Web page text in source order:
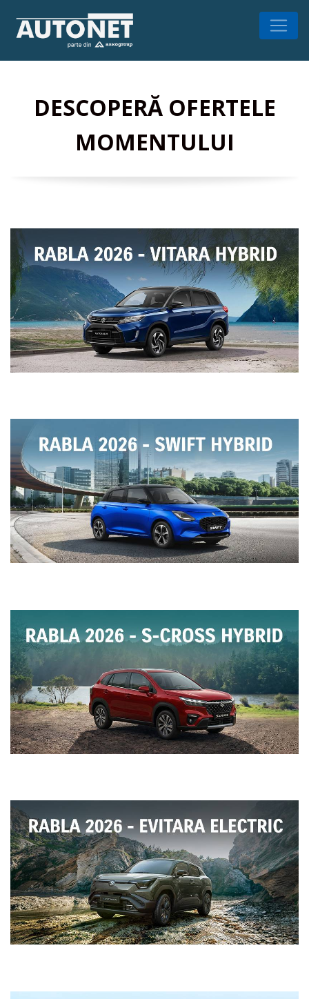
DESCOPERĂ OFERTELE
MOMENTULUI